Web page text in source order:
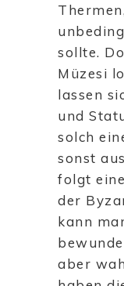
sollte.
Müzesi
lassen
und
solch
sonst
folgt
der
kann
aber